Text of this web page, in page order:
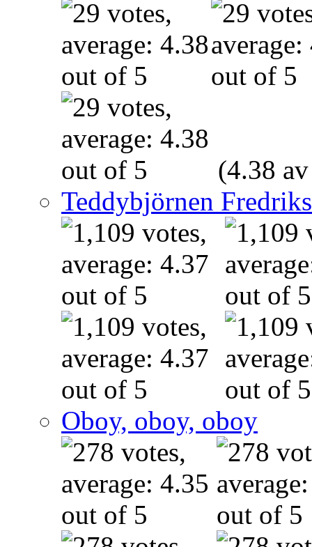
(4.38
Teddybjörnen
Oboy, oboy, oboy